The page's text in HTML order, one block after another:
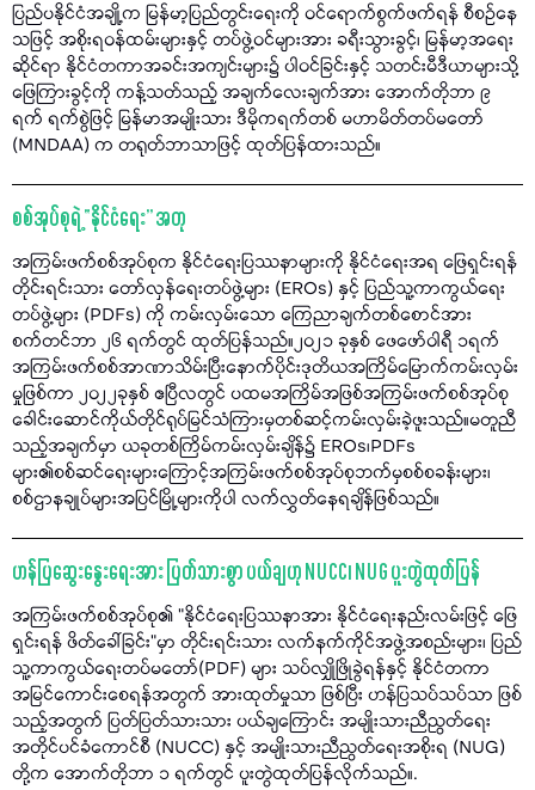
ပြည်ပနိုင်ငံအချို့က မြန်မာ့ပြည်တွင်းရေးကို ဝင်ရောက်စွက်ဖက်ရန် စီစဉ်နေ
သဖြင့် အစိုးရဝန်ထမ်းများနှင့် တပ်ဖွဲ့ဝင်များအား ခရီးသွားခွင့်၊ မြန်မာ့အရေး
ဆိုင်ရာ နိုင်ငံတကာအခင်းအကျင်းများ၌ ပါဝင်ခြင်းနှင့် သတင်းမီဒီယာများသို့
ဖြေကြားခွင့်ကို ကန့်သတ်သည့် အချက်လေးချက်အား အောက်တိုဘာ ၉
ရက် ရက်စွဲဖြင့် မြန်မာအမျိုးသား ဒီမိုကရက်တစ် မဟာမိတ်တပ်မတော်
(MNDAA) က တရုတ်ဘာသာဖြင့် ထုတ်ပြန်ထားသည်။
စစ်အုပ်စုရဲ့ “နိုင်ငံရေး” အတု
အကြမ်းဖက်စစ်အုပ်စုက နိုင်ငံရေးပြဿနာများကို နိုင်ငံရေးအရ ဖြေရှင်းရန်
တိုင်းရင်းသား တော်လှန်ရေးတပ်ဖွဲ့များ (EROs) နှင့် ပြည်သူ့ကာကွယ်ရေး
တပ်ဖွဲ့များ (PDFs) ကို ကမ်းလှမ်းသော ကြေညာချက်တစ်စောင်အား
စက်တင်ဘာ ၂၆ ရက်တွင် ထုတ်ပြန်သည်။၂၀၂၁ ခုနှစ် ဖေဖော်ဝါရီ ၁ရက်
အကြမ်းဖက်စစ်အာဏာသိမ်းပြီးနောက်ပိုင်းဒုတိယအကြိမ်မြောက်ကမ်းလှမ်း
မှုဖြစ်ကာ ၂၀၂၂ခုနှစ် ဧပြီလတွင် ပထမအကြိမ်အဖြစ်အကြမ်းဖက်စစ်အုပ်စု
ခေါင်းဆောင်ကိုယ်တိုင်ရုပ်မြင်သံကြားမှတစ်ဆင့်ကမ်းလှမ်းခဲ့ဖူးသည်။မတူညီ
သည့်အချက်မှာ ယခုတစ်ကြိမ်ကမ်းလှမ်းချိန်၌ EROs၊PDFs
များ၏စစ်ဆင်ရေးများကြောင့်အကြမ်းဖက်စစ်အုပ်စုဘက်မှစစ်စခန်းများ၊
စစ်ဌာနချုပ်များအပြင်မြို့များကိုပါ လက်လွှတ်နေရချိန်ဖြစ်သည်။
ဟန်ပြဆွေးနွေးရေးအား ပြတ်သားစွာ ပယ်ချဟု NUCC၊ NUG ပူးတွဲထုတ်ပြန်
အကြမ်းဖက်စစ်အုပ်စု၏ "နိုင်ငံရေးပြဿနာအား နိုင်ငံရေးနည်းလမ်းဖြင့် ဖြေ
ရှင်းရန် ဖိတ်ခေါ်ခြင်း"မှာ တိုင်းရင်းသား လက်နက်ကိုင်အဖွဲ့အစည်းများ၊ ပြည်
သူ့ကာကွယ်ရေးတပ်မတော်(PDF) များ သပ်လျှိုဖြိုခွဲရန်နှင့် နိုင်ငံတကာ
အမြင်ကောင်းစေရန်အတွက် အားထုတ်မှုသာ ဖြစ်ပြီး ဟန်ပြသပ်သပ်သာ ဖြစ်
သည့်အတွက် ပြတ်ပြတ်သားသား ပယ်ချကြောင်း အမျိုးသားညီညွတ်ရေး
အတိုင်ပင်ခံကောင်စီ (NUCC) နှင့် အမျိုးသားညီညွတ်ရေးအစိုးရ (NUG)
တို့က အောက်တိုဘာ ၁ ရက်တွင် ပူးတွဲထုတ်ပြန်လိုက်သည်။.